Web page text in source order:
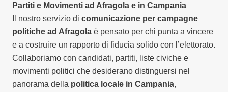
Partiti e Movimenti ad Afragola e in Campania
Il nostro servizio di comunicazione per campagne
politiche ad Afragola è pensato per chi punta a vincere
e a costruire un rapporto di fiducia solido con l’elettorato.
Collaboriamo con candidati, partiti, liste civiche e
movimenti politici che desiderano distinguersi nel
panorama della politica locale in Campania,